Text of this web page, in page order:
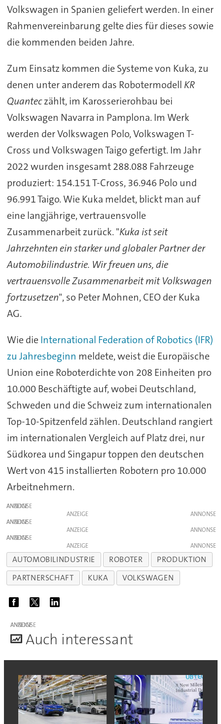
Volkswagen in Spanien geliefert werden. In einer
Rahmenvereinbarung gelte dies für dieses sowie
die kommenden beiden Jahre.
Zum Einsatz kommen die Systeme von Kuka, zu
denen unter anderem das Robotermodell KR
Quanteczählt, im Karosserierohbau bei
Volkswagen Navarra in Pamplona. Im Werk
werden der Volkswagen Polo, Volkswagen T-
Cross und Volkswagen Taigo gefertigt. Im Jahr
2022 wurden insgesamt 288.088 Fahrzeuge
produziert: 154.151 T-Cross, 36.946 Polo und
96.991 Taigo. Wie Kuka meldet, blickt man auf
eine langjährige, vertrauensvolle
Zusammenarbeit zurück. "Kuka ist seit
Jahrzehnten ein starker und globaler Partner der
Automobilindustrie. Wir freuen uns, die
vertrauensvolle Zusammenarbeit mit Volkswagen
fortzusetzen", so Peter Mohnen, CEO der Kuka
AG.
Wie die International Federation of Robotics (IFR)
zu Jahresbeginn meldete, weist die Europäische
Union eine Roboterdichte von 208 Einheiten pro
10.000 Beschäftigte auf, wobei Deutschland,
Schweden und die Schweiz zum internationalen
Top-10-Spitzenfeld zählen. Deutschland rangiert
im internationalen Vergleich auf Platz drei, nur
Südkorea und Singapur toppen den deutschen
Wert von 415 installierten Robotern pro 10.000
Arbeitnehmern.
ANZEIGE
ANZEIGE
ANZEIGE
ANZEIGE
ANZEIGE
ANZEIGE
AUTOMOBILINDUSTRIE ROBOTER
PRODUKTION
PARTNERSCHAFT
KUKA VOLKSWAGEN
ANZEIGE
Auch interessant